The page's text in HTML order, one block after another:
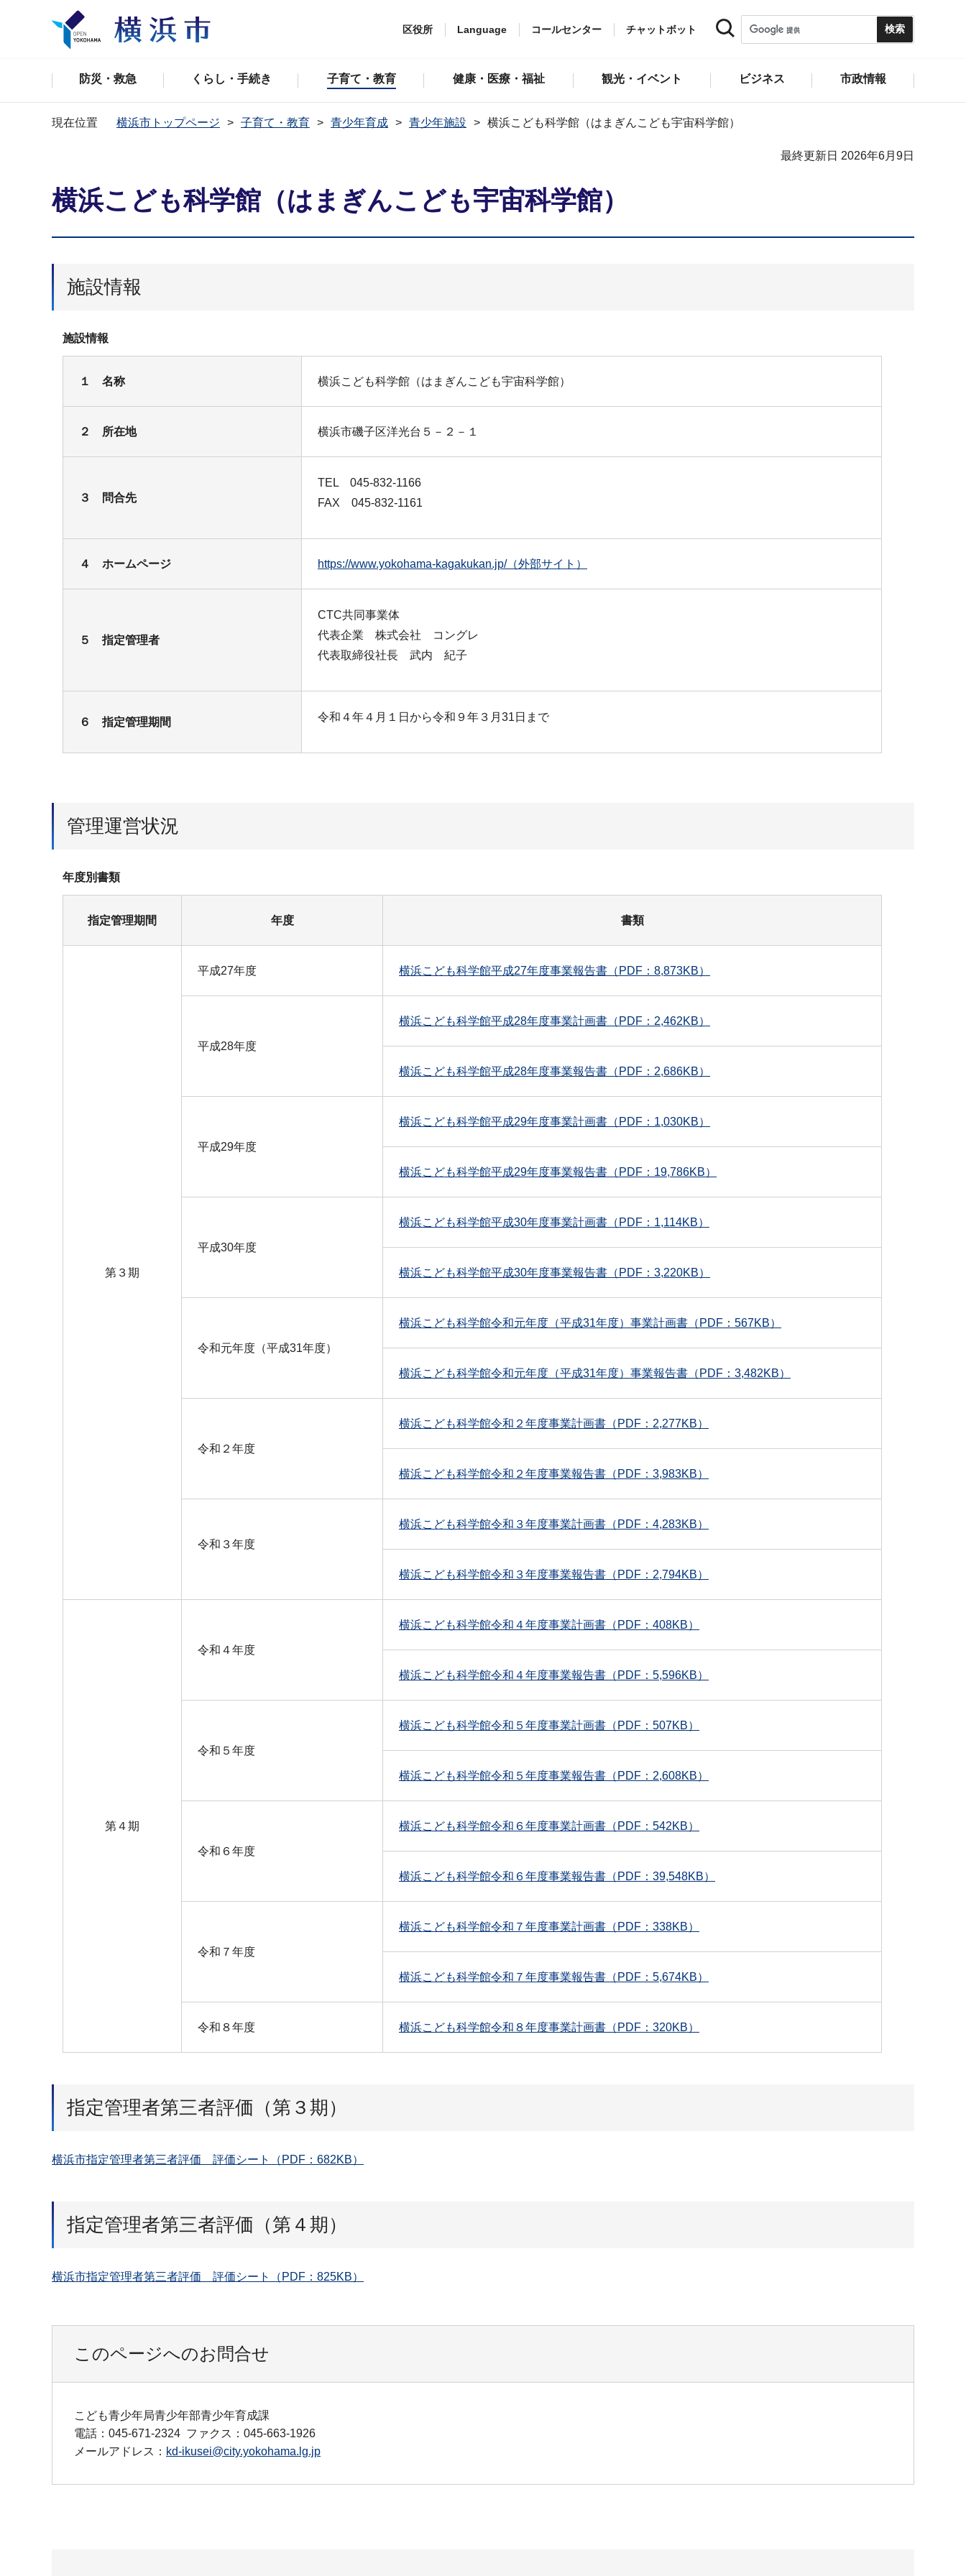
区役所 Language コールセンター チャットボット
防災・救急 くらし・手続き 子育て・教育 健康・医療・福祉 観光・イベント ビジネス 市政情報
現在位置 横浜市トップページ 子育て・教育 青少年育成 青少年施設 横浜こども科学館（はまぎんこども宇宙科学館）
最終更新日 2026年6月9日
横浜こども科学館（はまぎんこども宇宙科学館）
施設情報
施設情報
１ 名称 横浜こども科学館（はまぎんこども宇宙科学館）
２ 所在地 横浜市磯子区洋光台５－２－１
３ 問合先
TEL 045-832-1166
FAX 045-832-1161
４ ホームページ https://www.yokohama-kagakukan.jp/（外部サイト）
５ 指定管理者
CTC共同事業体
代表企業 株式会社 コングレ
代表取締役社長 武内 紀子
６ 指定管理期間 令和４年４月１日から令和９年３月31日まで
管理運営状況
年度別書類
指定管理期間 年度 書類
第３期
平成27年度 横浜こども科学館平成27年度事業報告書（PDF：8,873KB）
平成28年度
横浜こども科学館平成28年度事業計画書（PDF：2,462KB）
横浜こども科学館平成28年度事業報告書（PDF：2,686KB）
平成29年度
横浜こども科学館平成29年度事業計画書（PDF：1,030KB）
横浜こども科学館平成29年度事業報告書（PDF：19,786KB）
平成30年度
横浜こども科学館平成30年度事業計画書（PDF：1,114KB）
横浜こども科学館平成30年度事業報告書（PDF：3,220KB）
令和元年度（平成31年度）
横浜こども科学館令和元年度（平成31年度）事業計画書（PDF：567KB）
横浜こども科学館令和元年度（平成31年度）事業報告書（PDF：3,482KB）
令和２年度
横浜こども科学館令和２年度事業計画書（PDF：2,277KB）
横浜こども科学館令和２年度事業報告書（PDF：3,983KB）
令和３年度
横浜こども科学館令和３年度事業計画書（PDF：4,283KB）
横浜こども科学館令和３年度事業報告書（PDF：2,794KB）
第４期
令和４年度
横浜こども科学館令和４年度事業計画書（PDF：408KB）
横浜こども科学館令和４年度事業報告書（PDF：5,596KB）
令和５年度
横浜こども科学館令和５年度事業計画書（PDF：507KB）
横浜こども科学館令和５年度事業報告書（PDF：2,608KB）
令和６年度
横浜こども科学館令和６年度事業計画書（PDF：542KB）
横浜こども科学館令和６年度事業報告書（PDF：39,548KB）
令和７年度
横浜こども科学館令和７年度事業計画書（PDF：338KB）
横浜こども科学館令和７年度事業報告書（PDF：5,674KB）
令和８年度 横浜こども科学館令和８年度事業計画書（PDF：320KB）
指定管理者第三者評価（第３期）
横浜市指定管理者第三者評価 評価シート（PDF：682KB）
指定管理者第三者評価（第４期）
横浜市指定管理者第三者評価 評価シート（PDF：825KB）
このページへのお問合せ
こども青少年局青少年部青少年育成課
電話：045-671-2324 ファクス：045-663-1926
メールアドレス： kd-ikusei@city.yokohama.lg.jp